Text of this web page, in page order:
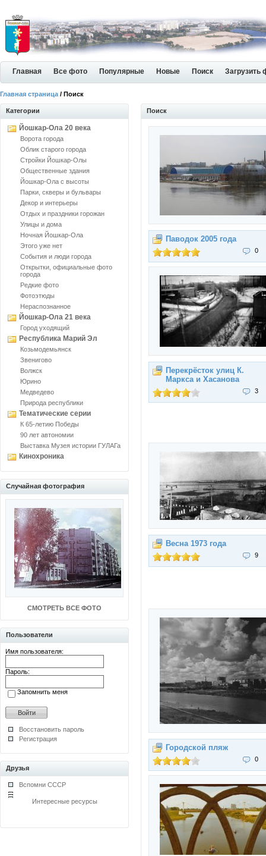
Главная Все фото Популярные Новые Поиск Загрузить
Главная страница / Поиск
Категории
Йошкар-Ола 20 века
Ворота города
Облик старого города
Стройки Йошкар-Олы
Общественные здания
Йошкар-Ола с высоты
Парки, скверы и бульвары
Декор и интерьеры
Отдых и праздники горожан
Улицы и дома
Ночная Йошкар-Ола
Этого уже нет
События и люди города
Открытки, официальные фото
города
Редкие фото
Фотоэтюды
Нераспознанное
Йошкар-Ола 21 века
Город уходящий
Республика Марий Эл
Козьмодемьянск
Звенигово
Волжск
Юрино
Медведево
Природа республики
Тематические серии
К 65-летию Победы
90 лет автономии
Выставка Музея истории ГУЛАГа
Кинохроника
Случайная фотография
СМОТРЕТЬ ВСЕ ФОТО
Пользователи
Имя пользователя:
Пароль:
Запомнить меня
Восстановить пароль
Регистрация
Друзья
Вспомни СССР
Интересные ресурсы
Поиск
Паводок 2005 года
0
Перекрёсток улиц К.
Маркса и Хасанова
3
Весна 1973 года
9
Городской пляж
0